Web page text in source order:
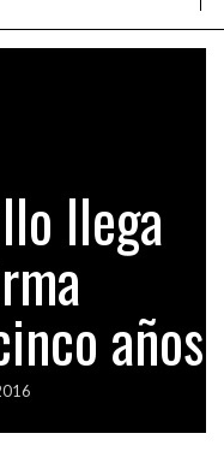
llega
años